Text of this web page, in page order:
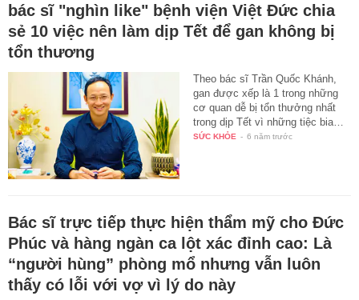
bác sĩ "nghìn like" bệnh viện Việt Đức chia
sẻ 10 việc nên làm dịp Tết để gan không bị
tổn thương
Theo bác sĩ Trần Quốc Khánh,
gan được xếp là 1 trong những
cơ quan dễ bị tổn thưởng nhất
trong dịp Tết vì những tiệc bia…
SỨC KHỎE - 6 năm trước
Bác sĩ trực tiếp thực hiện thẩm mỹ cho Đức
Phúc và hàng ngàn ca lột xác đỉnh cao: Là
“người hùng” phòng mổ nhưng vẫn luôn
thấy có lỗi với vợ vì lý do này